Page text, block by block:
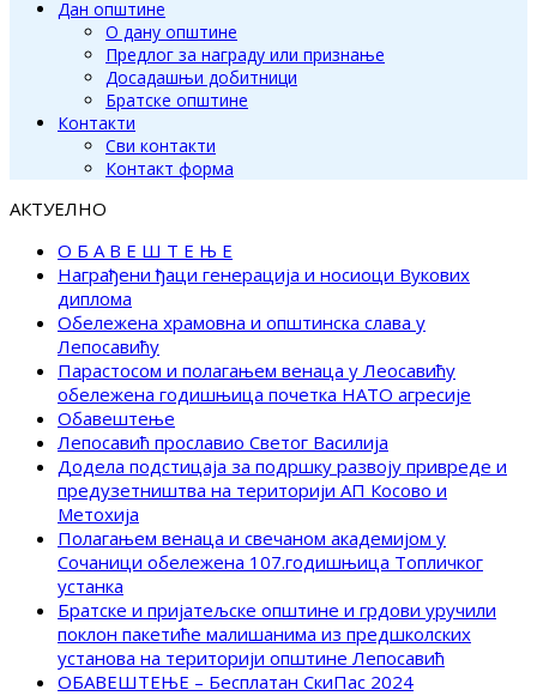
Дан општине
О дану општине
Предлог за награду или признање
Досадашњи добитници
Братске општине
Контакти
Сви контакти
Контакт форма
АКТУЕЛНО
О Б А В Е Ш Т Е Њ Е
Награђени ђаци генерација и носиоци Вукових
диплома
Обележена храмовна и општинска слава у
Лепосавићу
Парастосом и полагањем венаца у Леосавићу
обележена годишњица почетка НАТО агресије
Обавештење
Лепосавић прославио Светог Василија
Додела подстицаја за подршку развоју привреде и
предузетништва на територији АП Косово и
Метохија
Полагањем венаца и свечаном академијом у
Сочаници обележена 107.годишњица Топличког
устанка
Братске и пријатељске општине и грдови уручили
поклон пакетиће малишанима из предшколских
установа на територији општине Лепосавић
ОБАВЕШТЕЊЕ – Бесплатан СкиПас 2024